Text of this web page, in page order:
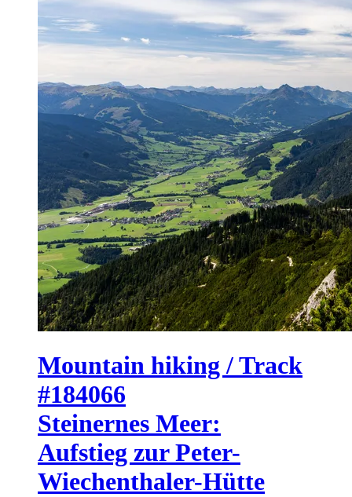
Mountain hiking / Track
#184066
Steinernes Meer:
Aufstieg zur Peter-
Wiechenthaler-Hütte